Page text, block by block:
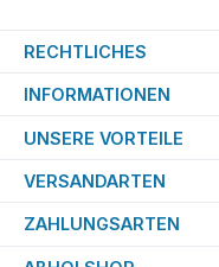
RECHTLICHES
INFORMATIONEN
UNSERE VORTEILE
VERSANDARTEN
ZAHLUNGSARTEN